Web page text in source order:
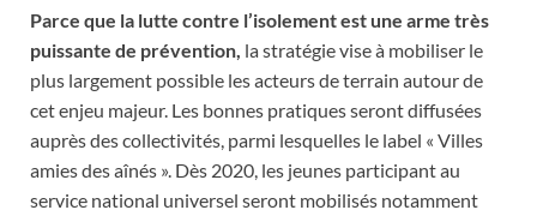
Parce que la lutte contre l’isolement est une arme très
puissante de prévention, la stratégie vise à mobiliser le
plus largement possible les acteurs de terrain autour de
cet enjeu majeur. Les bonnes pratiques seront diffusées
auprès des collectivités, parmi lesquelles le label « Villes
amies des aînés ». Dès 2020, les jeunes participant au
service national universel seront mobilisés notamment